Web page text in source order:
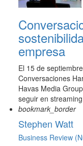
empresa
El 15 de
Conversaciones
Havas Media
seguir en
bookmark_border
Stephen Watt
Business Review